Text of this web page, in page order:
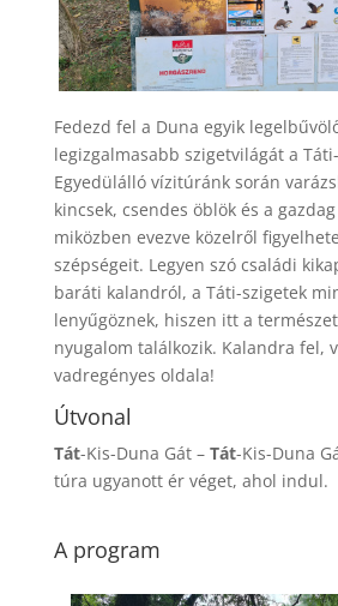
Fedezd fel a Duna egyik
legizgalmasabb szigetvilágát a
Egyedülálló vízitúránk során
kincsek, csendes öblök és a
miközben evezve közelről
szépségeit. Legyen szó családi
baráti kalandról, a Táti-szigetek
lenyűgöznek, hiszen itt a
nyugalom találkozik. Kalandra fel,
vadregényes oldala!
Útvonal
Tát-Kis-Duna Gát – Tát-Kis-Duna
túra ugyanott ér véget, ahol indul.
A program